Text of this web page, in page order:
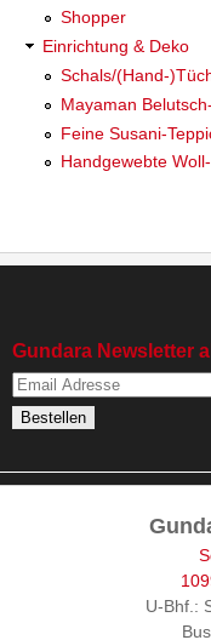
Shopper
Einrichtung & Deko
Schals/(Hand-
Mayaman
Feine Susani-
Handgewebte
Gundara Newsletter
U-Bhf.: